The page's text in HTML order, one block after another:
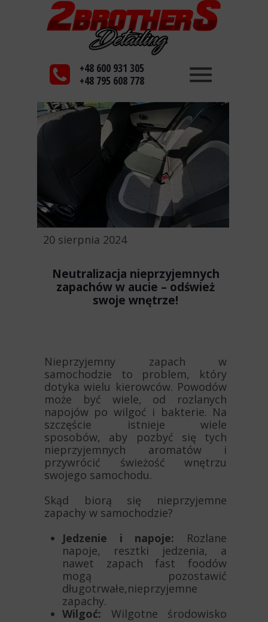
20 sierpnia 2024
Neutralizacja nieprzyjemnych
zapachów w aucie – odśwież
swoje wnętrze!
Nieprzyjemny zapach w
samochodzie to problem, który
dotyka wielu kierowców. Powodów
może być wiele, od rozlanych
napojów po wilgoć i bakterie. Na
szczęście istnieje wiele
sposobów, aby pozbyć się tych
nieprzyjemnych aromatów i
przywrócić świeżość wnętrzu
swojego samochodu.
Skąd biorą się nieprzyjemne
zapachy w samochodzie?
Jedzenie i napoje: Rozlane
napoje, resztki jedzenia, a
nawet zapach fast foodów
mogą pozostawić
długotrwałe,nieprzyjemne
zapachy.
Wilgoć: Wilgotne środowisko
+48 600 931 305
+48 795 608 778